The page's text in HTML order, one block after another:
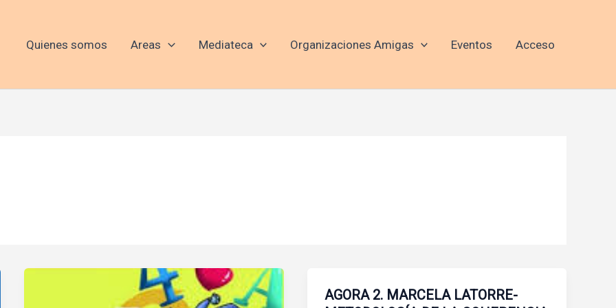
Quienes somos Areas Mediateca Organizaciones Amigas Eventos Acceso
AGORA 2. MARCELA LATORRE-